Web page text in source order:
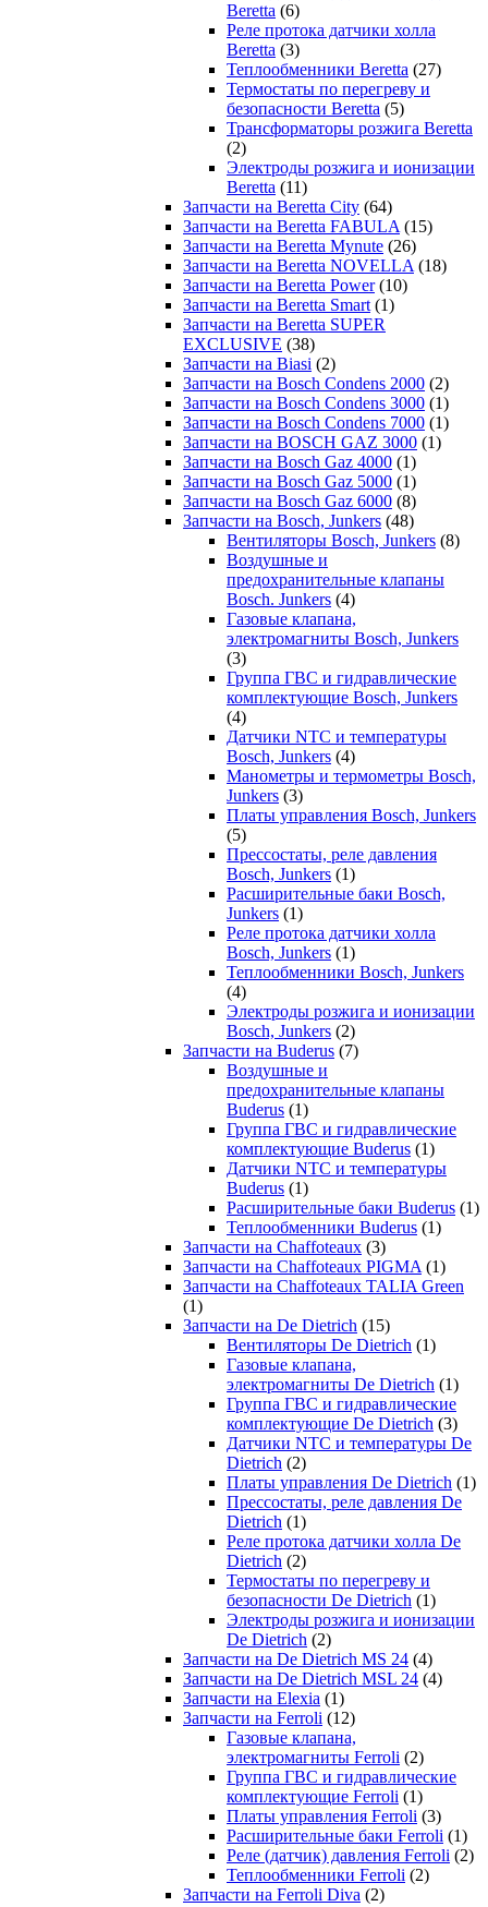
Beretta (6)
Реле протока датчики холла
Beretta (3)
Теплообменники Beretta (27)
Термостаты по перегреву и
безопасности Beretta (5)
Трансформаторы розжига Beretta
(2)
Электроды розжига и ионизации
Beretta (11)
Запчасти на Beretta City (64)
Запчасти на Beretta FABULA (15)
Запчасти на Beretta Mynute (26)
Запчасти на Beretta NOVELLA (18)
Запчасти на Beretta Power (10)
Запчасти на Beretta Smart (1)
Запчасти на Beretta SUPER
EXCLUSIVE (38)
Запчасти на Biasi (2)
Запчасти на Bosch Condens 2000 (2)
Запчасти на Bosch Condens 3000 (1)
Запчасти на Bosch Condens 7000 (1)
Запчасти на BOSCH GAZ 3000 (1)
Запчасти на Bosch Gaz 4000 (1)
Запчасти на Bosch Gaz 5000 (1)
Запчасти на Bosch Gaz 6000 (8)
Запчасти на Bosch, Junkers (48)
Вентиляторы Bosch, Junkers (8)
Воздушные и
предохранительные клапаны
Bosch. Junkers (4)
Газовые клапана,
электромагниты Bosch, Junkers
(3)
Группа ГВС и гидравлические
комплектующие Bosch, Junkers
(4)
Датчики NTC и температуры
Bosch, Junkers (4)
Манометры и термометры Bosch,
Junkers (3)
Платы управления Bosch, Junkers
(5)
Прессостаты, реле давления
Bosch, Junkers (1)
Расширительные баки Bosch,
Junkers (1)
Реле протока датчики холла
Bosch, Junkers (1)
Теплообменники Bosch, Junkers
(4)
Электроды розжига и ионизации
Bosch, Junkers (2)
Запчасти на Buderus (7)
Воздушные и
предохранительные клапаны
Buderus (1)
Группа ГВС и гидравлические
комплектующие Buderus (1)
Датчики NTC и температуры
Buderus (1)
Расширительные баки Buderus (1)
Теплообменники Buderus (1)
Запчасти на Chaffoteaux (3)
Запчасти на Chaffoteaux PIGMA (1)
Запчасти на Chaffoteaux TALIA Green
(1)
Запчасти на De Dietrich (15)
Вентиляторы De Dietrich (1)
Газовые клапана,
электромагниты De Dietrich (1)
Группа ГВС и гидравлические
комплектующие De Dietrich (3)
Датчики NTC и температуры De
Dietrich (2)
Платы управления De Dietrich (1)
Прессостаты, реле давления De
Dietrich (1)
Реле протока датчики холла De
Dietrich (2)
Термостаты по перегреву и
безопасности De Dietrich (1)
Электроды розжига и ионизации
De Dietrich (2)
Запчасти на De Dietrich MS 24 (4)
Запчасти на De Dietrich MSL 24 (4)
Запчасти на Elexia (1)
Запчасти на Ferroli (12)
Газовые клапана,
электромагниты Ferroli (2)
Группа ГВС и гидравлические
комплектующие Ferroli (1)
Платы управления Ferroli (3)
Расширительные баки Ferroli (1)
Реле (датчик) давления Ferroli (2)
Теплообменники Ferroli (2)
Запчасти на Ferroli Diva (2)